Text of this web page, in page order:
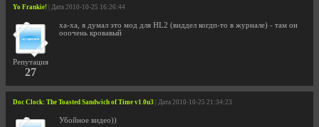
Yo Frankie! | Дата 2010-10-25 16:26:44
Репутация
27
ха-ха, я думал это мод для HL2 (виддел когдп-то в журнале) - там он
ооочень кровавый
Doc Clock: The Toasted Sandwich of Time v1.0u3 | Дата 2010-10-25 21:34:23
Убойное видео))